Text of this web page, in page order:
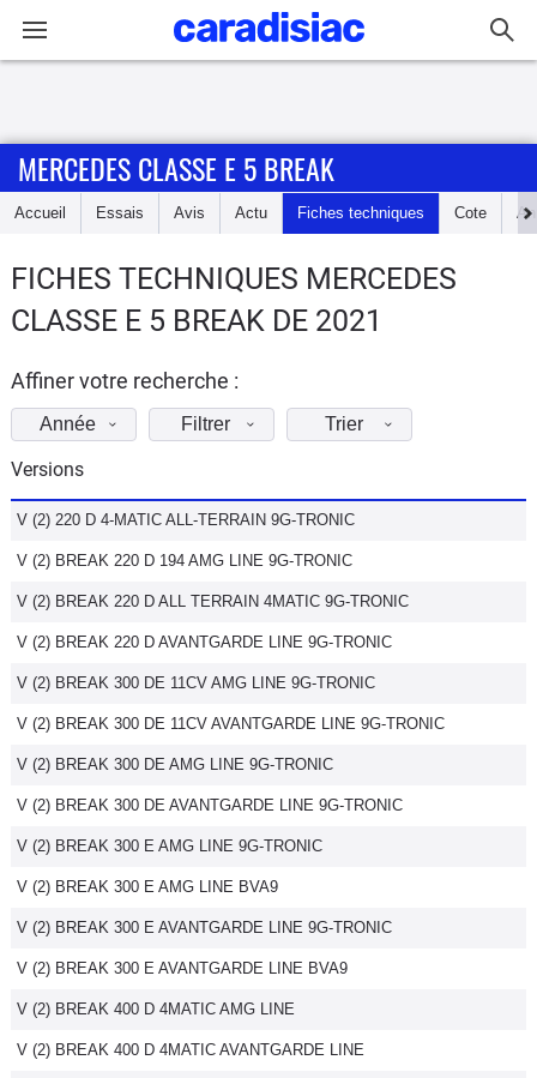
Accueil
Essais
d'achat
Electriques
Utilitaires
Flottes
Auto
Services
Forum
Moto
Marques
MERCEDES CLASSE E 5 BREAK
Accueil Essais Avis Actu Fiches techniques Cote
FICHES TECHNIQUES MERCEDES
CLASSE E 5 BREAK DE 2021
Affiner votre recherche :
Année Filtrer Trier
Versions
V (2) 220 D 4-MATIC ALL-TERRAIN 9G-TRONIC
V (2) BREAK 220 D 194 AMG LINE 9G-TRONIC
V (2) BREAK 220 D ALL TERRAIN 4MATIC 9G-TRONIC
V (2) BREAK 220 D AVANTGARDE LINE 9G-TRONIC
V (2) BREAK 300 DE 11CV AMG LINE 9G-TRONIC
V (2) BREAK 300 DE 11CV AVANTGARDE LINE 9G-TRONIC
V (2) BREAK 300 DE AMG LINE 9G-TRONIC
V (2) BREAK 300 DE AVANTGARDE LINE 9G-TRONIC
V (2) BREAK 300 E AMG LINE 9G-TRONIC
V (2) BREAK 300 E AMG LINE BVA9
V (2) BREAK 300 E AVANTGARDE LINE 9G-TRONIC
V (2) BREAK 300 E AVANTGARDE LINE BVA9
V (2) BREAK 400 D 4MATIC AMG LINE
V (2) BREAK 400 D 4MATIC AVANTGARDE LINE